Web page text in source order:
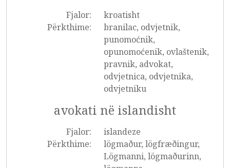
Fjalor:
kroatisht
Përkthime:
branilac, odvjetnik,
punomoćnik,
opunomoćenik, ovlaštenik,
pravnik, advokat,
odvjetnica, odvjetnika,
odvjetniku
avokati në islandisht
Fjalor:
islandeze
Përkthime:
lögmaður, lögfræðingur,
Lögmanni, lögmaðurinn,